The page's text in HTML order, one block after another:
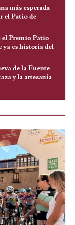
más esperada
el Patio de
el Premio Patio
ya es historia del
de la Fuente
y la artesanía